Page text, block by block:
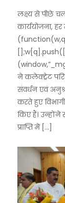
लक्ष्य से पीछे
कार्ययोजना, हर
ने कलेक्ट्रेट
संवर्धन एवं
करते हुए
किए हैं। उन्होंने
प्राप्ति में […]